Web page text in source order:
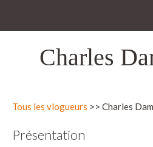
Charles
Tous les vlogueurs >> Charles
Présentation